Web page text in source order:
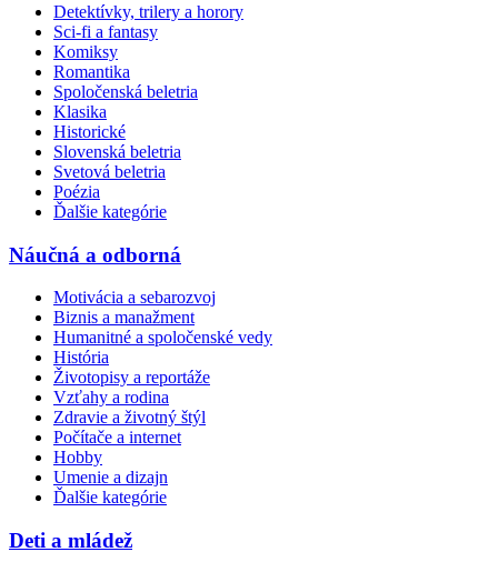
Detektívky, trilery a horory
Sci-fi a fantasy
Komiksy
Romantika
Spoločenská beletria
Klasika
Historické
Slovenská beletria
Svetová beletria
Poézia
Ďalšie kategórie
Náučná a odborná
Motivácia a sebarozvoj
Biznis a manažment
Humanitné a spoločenské vedy
História
Životopisy a reportáže
Vzťahy a rodina
Zdravie a životný štýl
Počítače a internet
Hobby
Umenie a dizajn
Ďalšie kategórie
Deti a mládež